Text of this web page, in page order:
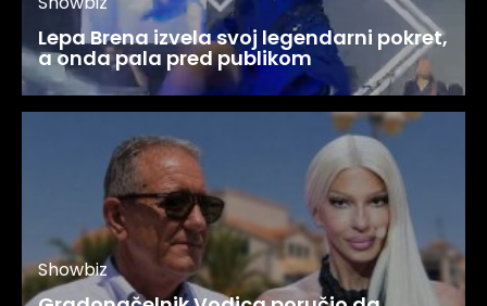
Lepa Brena izvela svoj legendarni pokret,
a onda pala pred publikom
Showbiz